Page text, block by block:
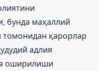
бунда маҳаллий
томонидан қарорлар
адлия
оширилиши